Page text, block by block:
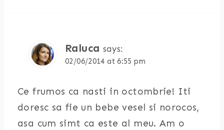
Raluca says:
02/06/2014 at 6:55 pm
Ce frumos ca nasti in octombrie! Iti
doresc sa fie un bebe vesel si norocos,
asa cum simt ca este al meu. Am o